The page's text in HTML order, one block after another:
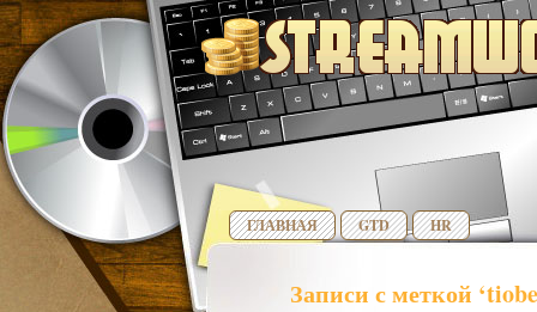
ГЛАВНАЯ GTD HR
Записи с меткой